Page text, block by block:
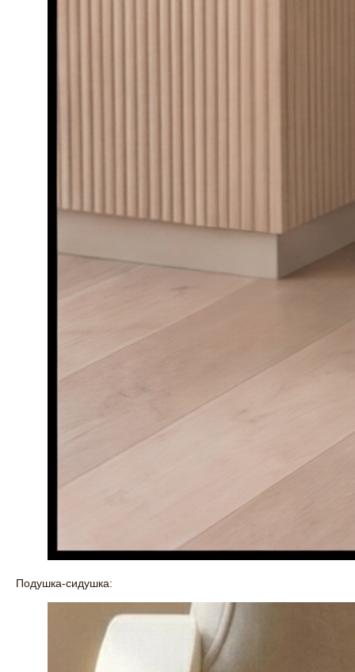
Подушка-сидушка: